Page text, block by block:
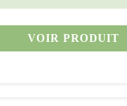
VOIR PRODUIT